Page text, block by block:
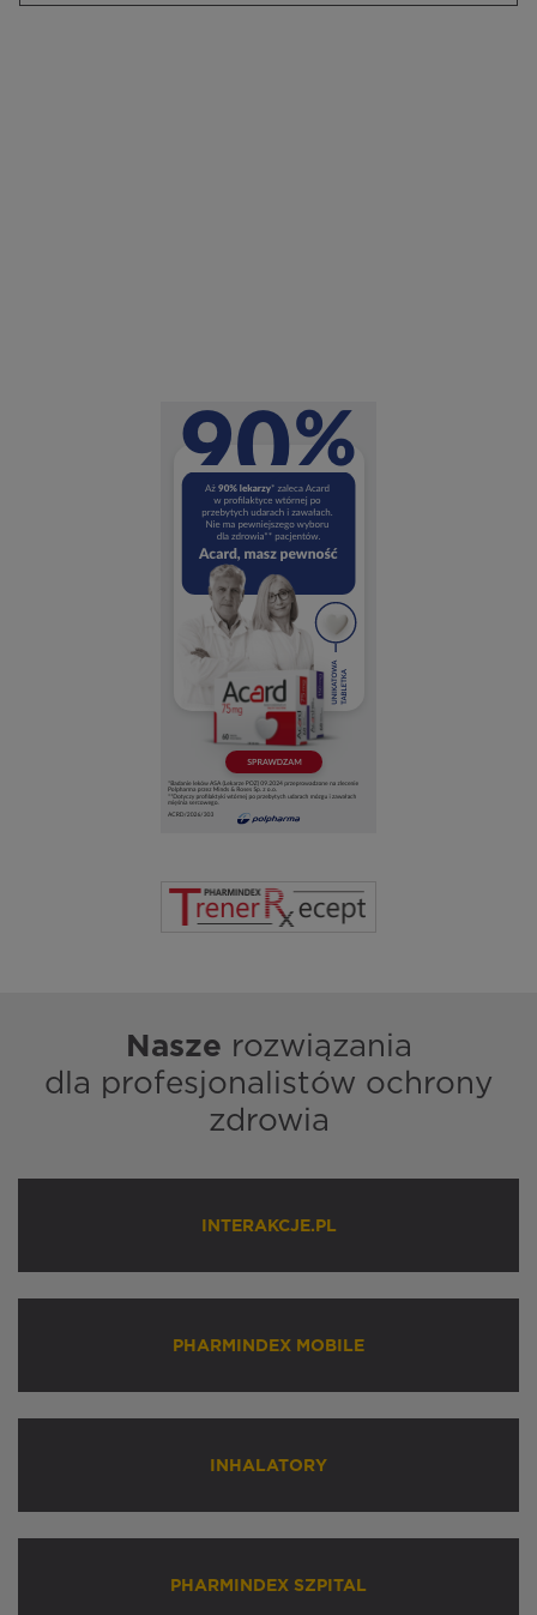
Nasze rozwiązania
dla profesjonalistów ochrony
zdrowia
INTERAKCJE.PL
PHARMINDEX MOBILE
INHALATORY
PHARMINDEX SZPITAL